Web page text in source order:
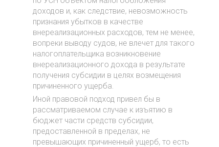
доходов и, как следствие, невозможность
признания убытков в качестве
внереализационных расходов, тем не менее,
вопреки выводу судов, не влечет для такого
налогоплательщика возникновение
внереализационного дохода в результате
получения субсидии в целях возмещения
причиненного ущерба.
Иной правовой подход привел бы в
рассматриваемом случае к изъятию в
бюджет части средств субсидии,
предоставленной в пределах, не
превышающих причиненный ущерб, то есть